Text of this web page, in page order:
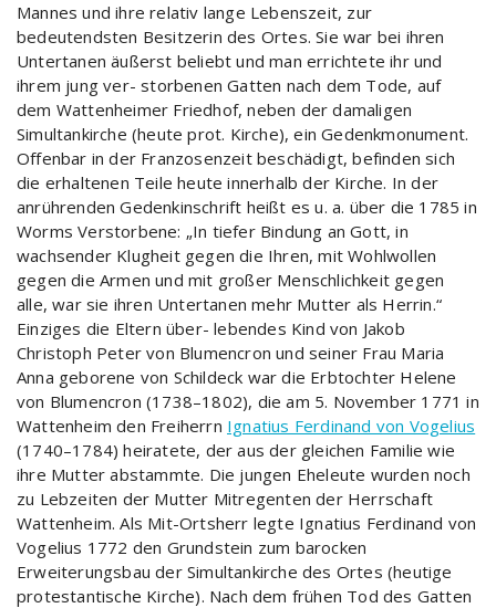
Mannes und ihre relativ lange Lebenszeit, zur
bedeutendsten Besitzerin des Ortes. Sie war bei ihren
Untertanen äußerst beliebt und man errichtete ihr und
ihrem jung ver- storbenen Gatten nach dem Tode, auf
dem Wattenheimer Friedhof, neben der damaligen
Simultankirche (heute prot. Kirche), ein Gedenkmonument.
Offenbar in der Franzosenzeit beschädigt, befinden sich
die erhaltenen Teile heute innerhalb der Kirche. In der
anrührenden Gedenkinschrift heißt es u. a. über die 1785 in
Worms Verstorbene: „In tiefer Bindung an Gott, in
wachsender Klugheit gegen die Ihren, mit Wohlwollen
gegen die Armen und mit großer Menschlichkeit gegen
alle, war sie ihren Untertanen mehr Mutter als Herrin.“
Einziges die Eltern über- lebendes Kind von Jakob
Christoph Peter von Blumencron und seiner Frau Maria
Anna geborene von Schildeck war die Erbtochter Helene
von Blumencron (1738–1802), die am 5. November 1771 in
Wattenheim den Freiherrn Ignatius Ferdinand von Vogelius
(1740–1784) heiratete, der aus der gleichen Familie wie
ihre Mutter abstammte. Die jungen Eheleute wurden noch
zu Lebzeiten der Mutter Mitregenten der Herrschaft
Wattenheim. Als Mit-Ortsherr legte Ignatius Ferdinand von
Vogelius 1772 den Grundstein zum barocken
Erweiterungsbau der Simultankirche des Ortes (heutige
protestantische Kirche). Nach dem frühen Tod des Gatten